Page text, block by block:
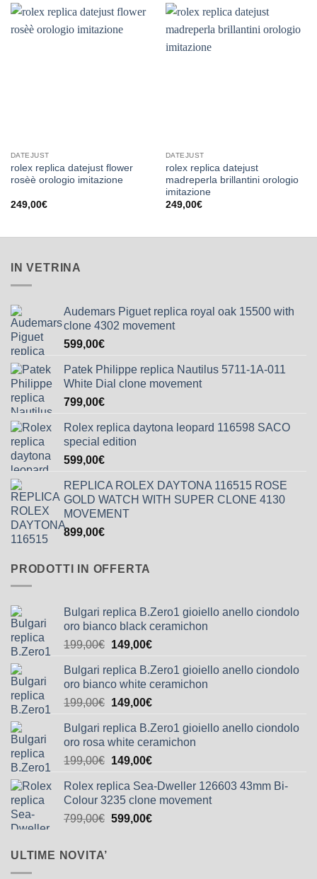
DATEJUST
rolex replica datejust flower
rosèè orologio imitazione
249,00€
DATEJUST
rolex replica datejust
madreperla brillantini orologio
imitazione
249,00€
IN VETRINA
Audemars Piguet replica royal oak 15500 with
clone 4302 movement
599,00€
Patek Philippe replica Nautilus 5711-1A-011
White Dial clone movement
799,00€
Rolex replica daytona leopard 116598 SACO
special edition
599,00€
REPLICA ROLEX DAYTONA 116515 ROSE
GOLD WATCH WITH SUPER CLONE 4130
MOVEMENT
899,00€
PRODOTTI IN OFFERTA
Bulgari replica B.Zero1 gioiello anello ciondolo
oro bianco black ceramichon
199,00€ 149,00€
Bulgari replica B.Zero1 gioiello anello ciondolo
oro bianco white ceramichon
199,00€ 149,00€
Bulgari replica B.Zero1 gioiello anello ciondolo
oro rosa white ceramichon
199,00€ 149,00€
Rolex replica Sea-Dweller 126603 43mm Bi-
Colour 3235 clone movement
799,00€ 599,00€
ULTIME NOVITA’